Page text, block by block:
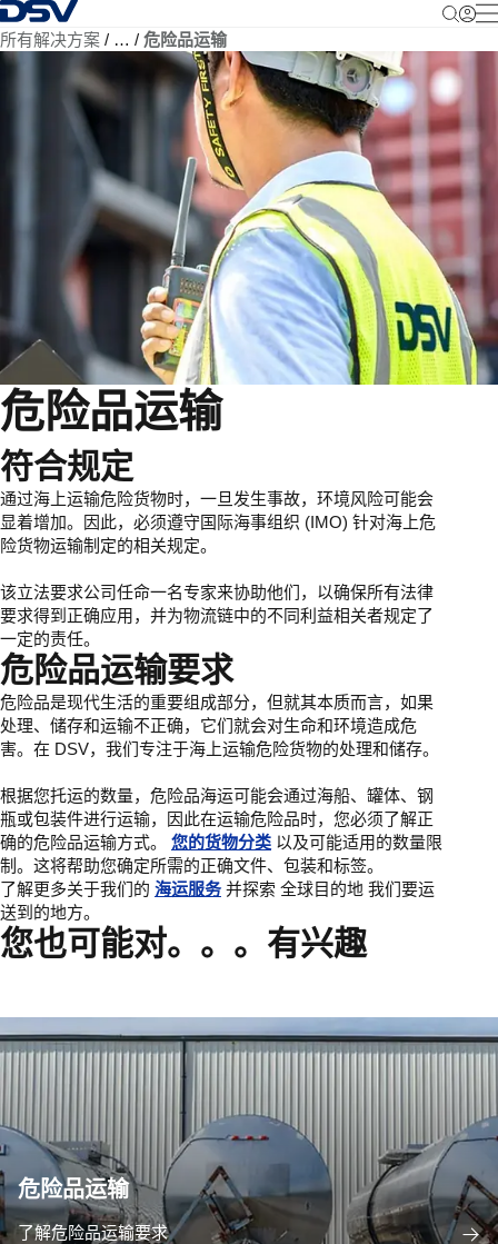
返回首页
所有解决方案 … 危险品运输
危险品运输
符合规定
通过海上运输危险货物时，一旦发生事故，环境风险可能会
显着增加。因此，必须遵守国际海事组织 (IMO) 针对海上危
险货物运输制定的相关规定。
该立法要求公司任命一名专家来协助他们，以确保所有法律
要求得到正确应用，并为物流链中的不同利益相关者规定了
一定的责任。
危险品运输要求
危险品是现代生活的重要组成部分，但就其本质而言，如果
处理、储存和运输不正确，它们就会对生命和环境造成危
害。在 DSV，我们专注于海上运输危险货物的处理和储存。
根据您托运的数量，危险品海运可能会通过海船、罐体、钢
瓶或包装件进行运输，因此在运输危险品时，您必须了解正
确的危险品运输方式。 您的货物分类 以及可能适用的数量限
制。这将帮助您确定所需的正确文件、包装和标签。
了解更多关于我们的 海运服务并探索 全球目的地 我们要运
送到的地方。
您也可能对。。。有兴趣
危险品运输
了解危险品运输要求